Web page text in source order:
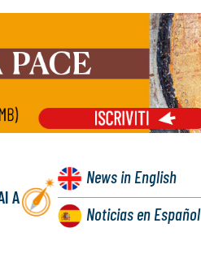
A
Newsin English
Noticiasen Español